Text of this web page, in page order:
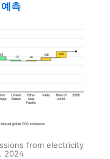
측
from electricity
2024